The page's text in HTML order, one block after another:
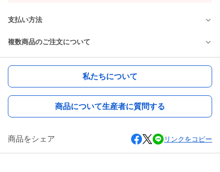
支払い方法
複数商品のご注文について
私たちについて
商品について生産者に質問する
商品をシェア リンクをコピー